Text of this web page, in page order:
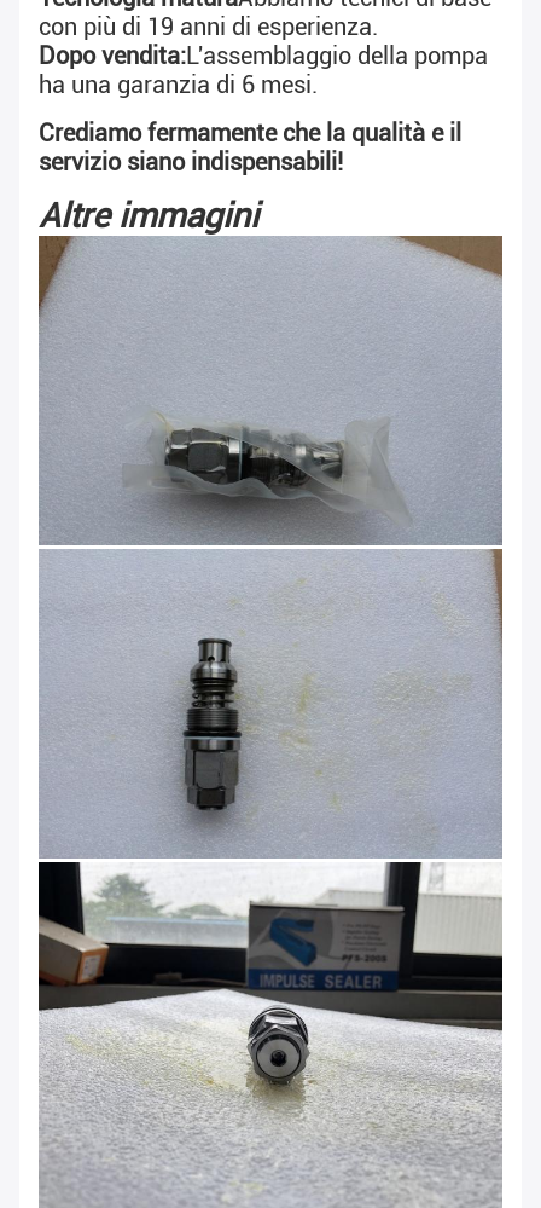
con più di 19 anni di esperienza.
Dopo vendita:L'assemblaggio della pompa
ha una garanzia di 6 mesi.
Crediamo fermamente che la qualità e il
servizio siano indispensabili!
Altre immagini